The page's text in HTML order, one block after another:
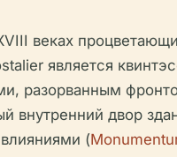
веках
является
разорванным
внутренний двор
(